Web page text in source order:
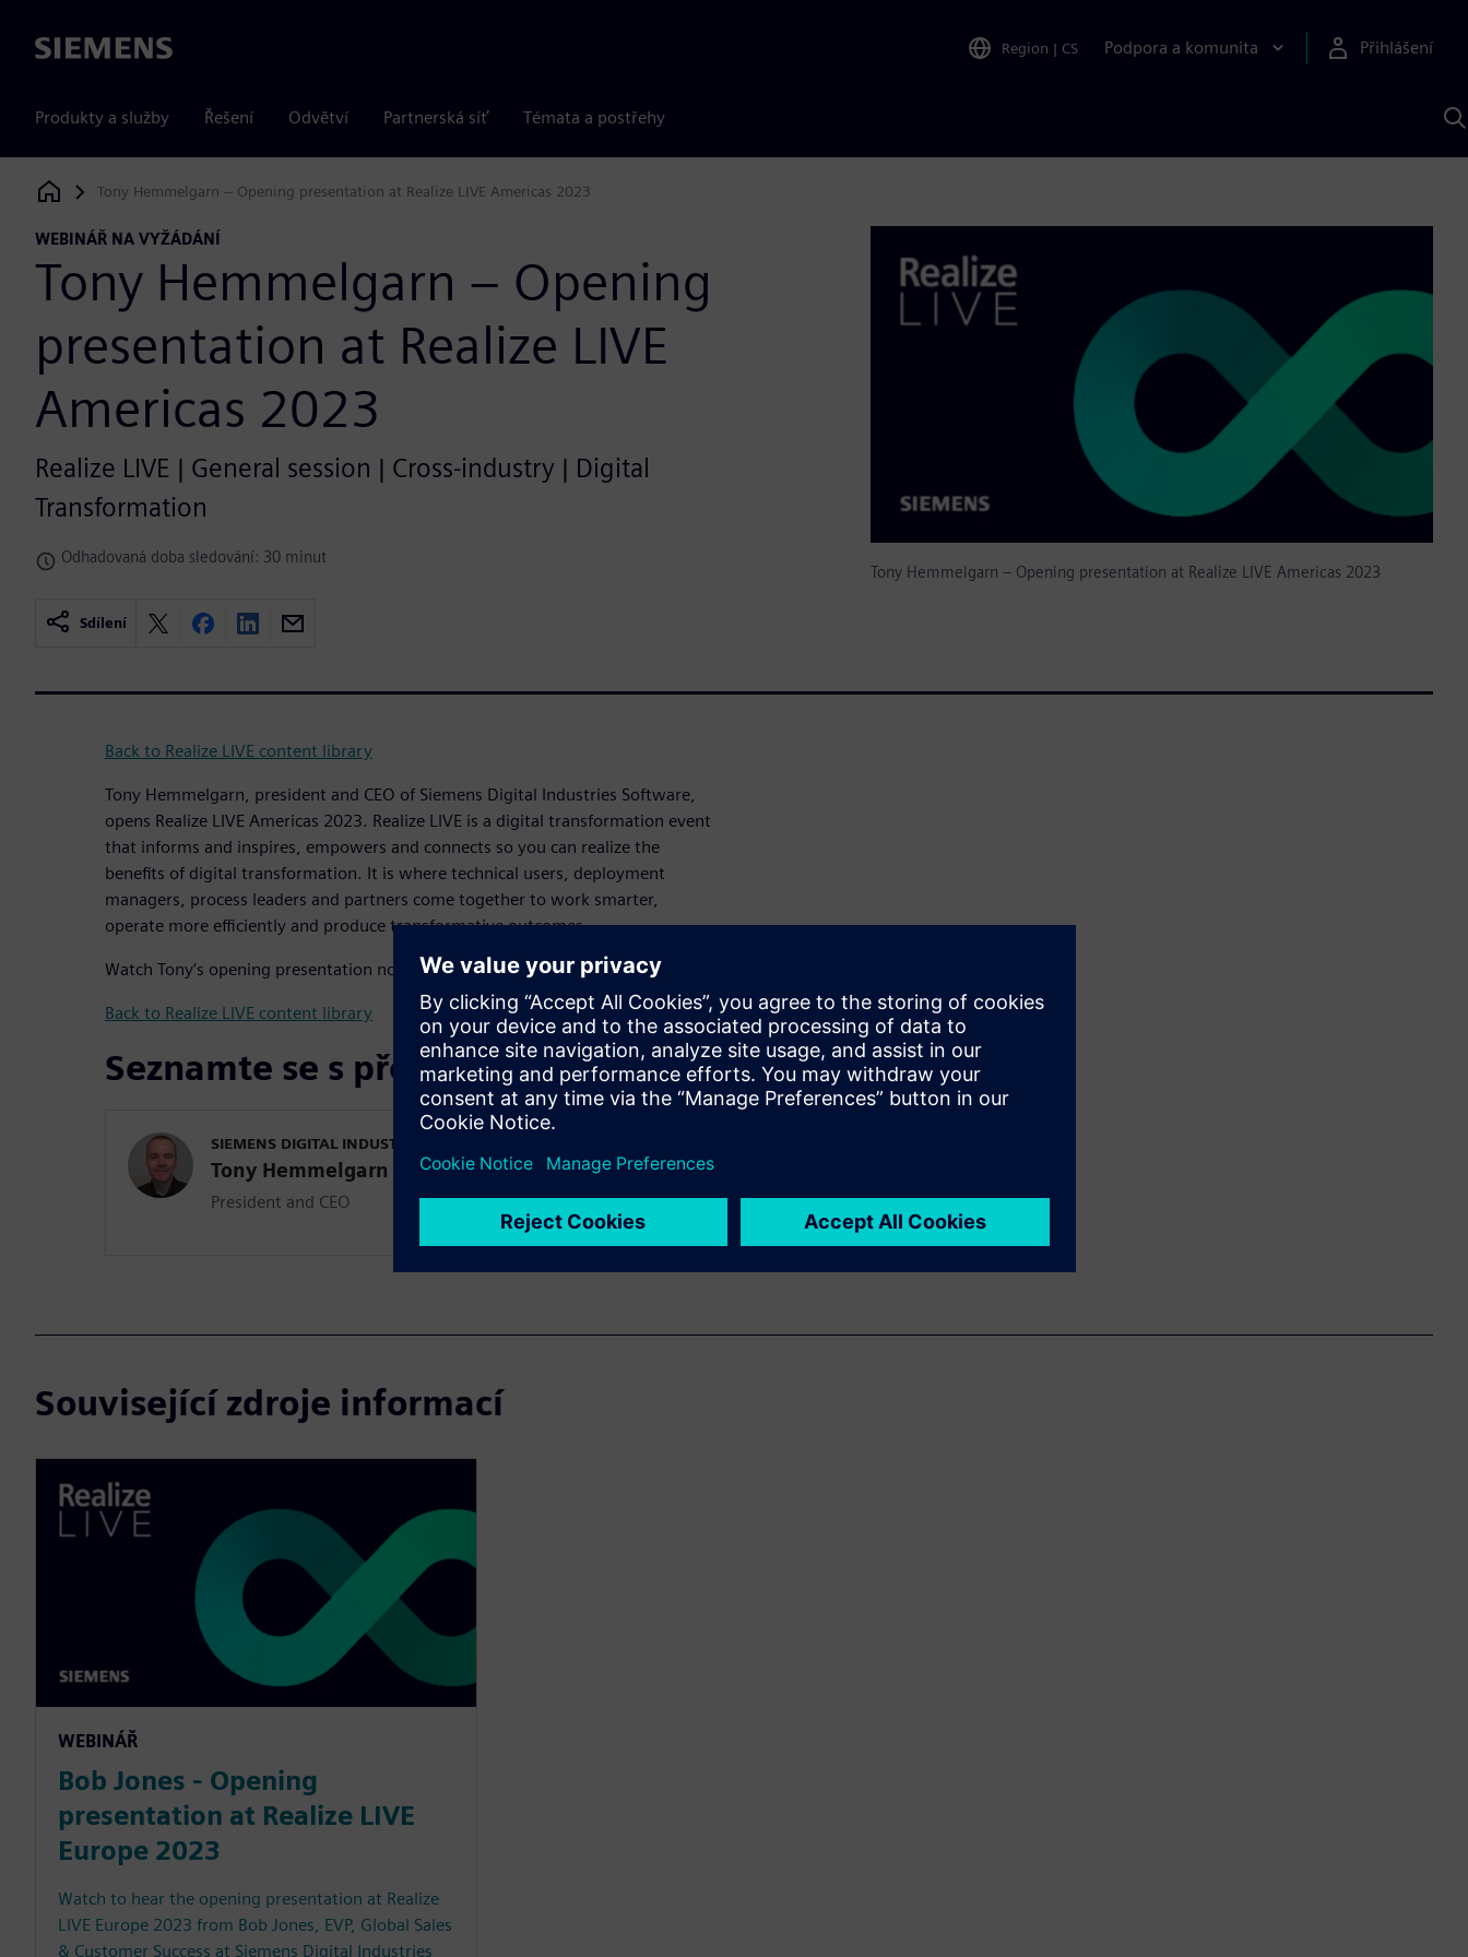
Siemens Region | CS Podpora a komunita Přihlášení
Produkty a služby Řešení Odvětví Partnerská síť Témata a postřehy
Siemens Digital Industries Software
Tony Hemmelgarn – Opening presentation at Realize LIVE Americas 2023
WEBINÁŘ NA VYŽÁDÁNÍ
Tony Hemmelgarn – Opening
presentation at Realize LIVE
Americas 2023
Realize LIVE | General session | Cross-industry | Digital
Transformation
Odhadovaná doba sledování: 30 minut
Sdílení
Tony Hemmelgarn – Opening presentation at Realize LIVE Americas 2023
Back to Realize LIVE content library
Tony Hemmelgarn, president and CEO of Siemens Digital Industries Software,
opens Realize LIVE Americas 2023. Realize LIVE is a digital transformation event
that informs and inspires, empowers and connects so you can realize the
benefits of digital transformation. It is where technical users, deployment
managers, process leaders and partners come together to work smarter,
operate more efficiently and produce transformative outcomes.
Watch Tony’s opening presentation now.
Back to Realize LIVE content library
Seznamte se s přednášejícím
SIEMENS DIGITAL INDUSTRIES SOFTWARE
Tony Hemmelgarn
President and CEO
Související zdroje informací
WEBINÁŘ
Bob Jones - Opening
presentation at Realize LIVE
Europe 2023
Watch to hear the opening presentation at Realize
LIVE Europe 2023 from Bob Jones, EVP, Global Sales
& Customer Success at Siemens Digital Industries